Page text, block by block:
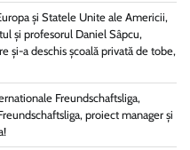
și Statele Unite ale Americii,
și profesorul Daniel Sâpcu,
și-a deschis școală privată de tobe,
Freundschaftsliga,
proiect manager și